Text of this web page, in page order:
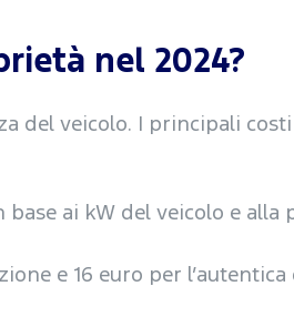
nel 2024?
del veicolo. I principali costi
base ai kW del veicolo e alla
e 16 euro per l’autentica